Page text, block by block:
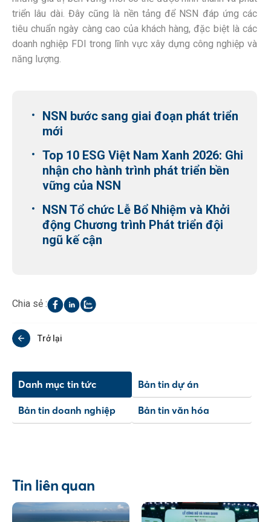
triển lâu dài. Đây cũng là nền tảng để NSN đáp ứng các
tiêu chuẩn ngày càng cao của khách hàng, đặc biệt là các
doanh nghiệp FDI trong lĩnh vực xây dựng công nghiệp và
năng lượng.
NSN bước sang giai đoạn phát triển
mới
Top 10 ESG Việt Nam Xanh 2026: Ghi
nhận cho hành trình phát triển bền
vững của NSN
NSN Tổ chức Lễ Bổ Nhiệm và Khởi
động Chương trình Phát triển đội
ngũ kế cận
Chia sẻ :
Trở lại
Danh mục tin tức Bản tin dự án
Bản tin doanh nghiệp Bản tin văn hóa
Tin liên quan